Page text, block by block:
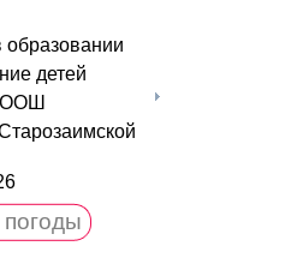
образовании
детей